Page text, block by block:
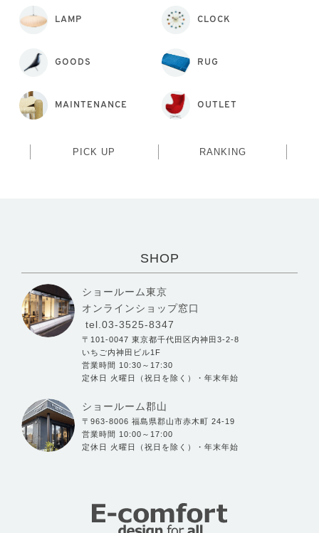
LAMP CLOCK
GOODS RUG
MAINTENANCE OUTLET
PICK UP RANKING
SHOP
ショールーム東京
オンラインショップ窓口
tel.03-3525-8347
〒101-0047 東京都千代田区内神田3-2-8
いちご内神田ビル1F
営業時間 10:30～17:30
定休日 火曜日（祝日を除く）・年末年始
ショールーム郡山
〒963-8006 福島県郡山市赤木町 24-19
営業時間 10:00～17:00
定休日 火曜日（祝日を除く）・年末年始